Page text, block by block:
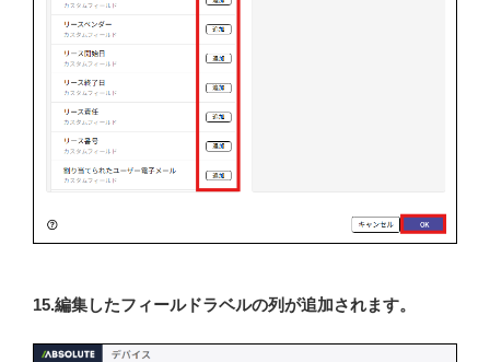
15.編集したフィールドラベルの列が追加されます。